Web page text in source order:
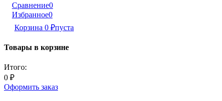
Сравнение0
Избранное0
Корзина 0 ₽пуста
Товары в корзине
Итого:
0 ₽
Оформить заказ